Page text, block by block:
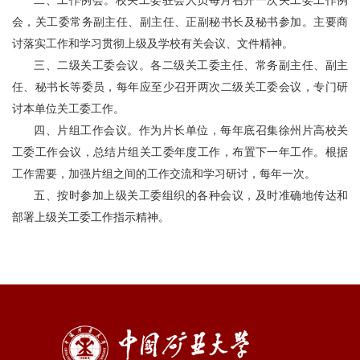
会，关工委常务副主任、副主任、正副秘书长及秘书参加。主要商
讨落实工作和学习贯彻上级及学校有关会议、文件精神。
三、二级关工委会议。各二级关工委主任、常务副主任、副主
任、秘书长等委员，每年应至少召开两次二级关工委会议，专门研
讨本单位关工委工作。
四、片组工作会议。作为片长单位，每年底召集徐州片高校关
工委工作会议，总结片组关工委年度工作，布置下一年工作。根据
工作需要，加强片组之间的工作交流和学习研讨，每年一次。
五、按时参加上级关工委组织的各种会议，及时准确地传达和
部署上级关工委工作指示精神。